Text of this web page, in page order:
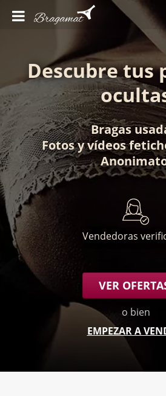
Descubre tus
Bragas
Fotosyvídeos
Vendedoras
VER
o bien
EMPEZAR A